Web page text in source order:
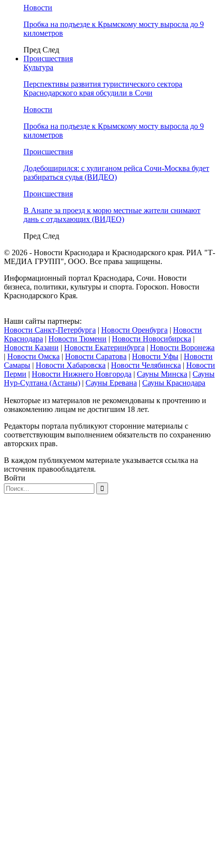
Новости
Пробка на подъезде к Крымскому мосту выросла до 9
километров
Пред След
Происшествия
Культура
Перспективы развития туристического сектора
Краснодарского края обсудили в Сочи
Новости
Пробка на подъезде к Крымскому мосту выросла до 9
километров
Происшествия
Додебоширился: с хулиганом рейса Сочи-Москва будет
разбираться судья (ВИДЕО)
Происшествия
В Анапе за проезд к морю местные жители снимают
дань с отдыхающих (ВИДЕО)
Пред След
© 2026 - Новости Краснодара и Краснодарского края. РИА "Т-
МЕДИА ГРУПП", ООО. Все права защищены.
Информационный портал Краснодара, Сочи. Новости
бизнеса, политики, культуры и спорта. Гороскоп. Новости
Краснодарского Края.
Наши сайты партнеры:
Новости Санкт-Петербурга | Новости Оренбурга | Новости
Краснодара | Новости Тюмени | Новости Новосибирска |
Новости Казани | Новости Екатеринбурга | Новости Воронежа
| Новости Омска | Новости Саратова | Новости Уфы | Новости
Самары | Новости Хабаровска | Новости Челябинска | Новости
Перми | Новости Нижнего Новгорода | Сауны Минска | Сауны
Нур-Султана (Астаны) | Сауны Еревана | Сауны Краснодара
Некоторые из материалов не рекомендованы к прочтению и
ознакомлению лицам не достигшим 18 лет.
Редакторы портала публикуют сторонние материалы с
соответствующим выполнением обязательств по сохранению
авторских прав.
В каждом публикуемом материале указывается ссылка на
источник правообладателя.
Войти